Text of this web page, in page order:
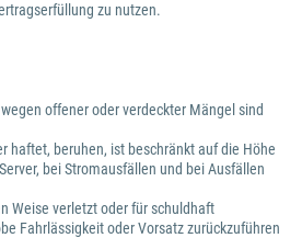
zu nutzen.
offener oder verdeckter Mängel sind
haftet, beruhen, ist beschränkt auf die Höhe
bei Stromausfällen und bei Ausfällen
Weise verletzt oder für schuldhaft
Fahrlässigkeit oder Vorsatz zurückzuführen